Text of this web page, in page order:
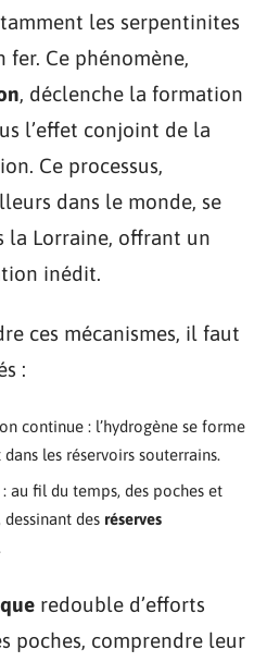
les serpentinites
fer. Ce phénomène,
, déclenche la formation
l’effet conjoint de la
Ce processus,
dans le monde, se
la Lorraine, offrant un
inédit.
ces mécanismes, il faut
:
continue : l’hydrogène se forme
les réservoirs souterrains.
au fil du temps, des poches et
des réserves
redouble d’efforts
poches, comprendre leur